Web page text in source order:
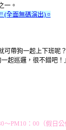
。
(全面無碼演出) ¤
帶狗一起上下班呢？
巡邏，很不錯吧！
PM10：00（假日公